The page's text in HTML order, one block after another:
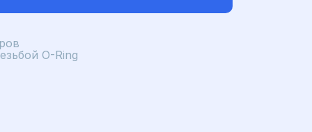
O-Ring